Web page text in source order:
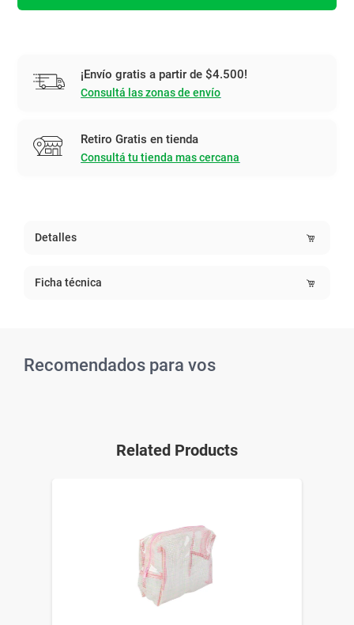
¡Envío gratis a partir de $4.500!
Consultá las zonas de envío
Retiro Gratis en tienda
Consultá tu tienda mas cercana
Detalles
Ficha técnica
Recomendados para vos
Related Products